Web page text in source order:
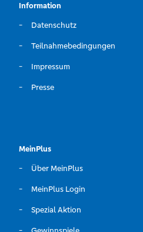
Information
Datenschutz
Teilnahmebedingungen
Impressum
Presse
MeinPlus
Über MeinPlus
MeinPlus Login
Spezial Aktion